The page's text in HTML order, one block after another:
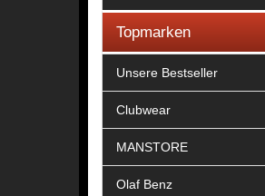
Topmarken
Unsere Bestseller
Clubwear
MANSTORE
Olaf Benz